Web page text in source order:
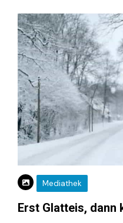
Mediathek
Erst Glatteis, dann